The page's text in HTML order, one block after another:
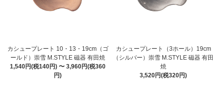
カシュープレート 10・13・19cm（ゴ
ールド）崇雪 M.STYLE 磁器 有田焼
1,540円(税140円) 〜 3,960円(税360
円)
カシュープレート（3ホール）19cm
（シルバー）崇雪 M.STYLE 磁器 有田
焼
3,520円(税320円)